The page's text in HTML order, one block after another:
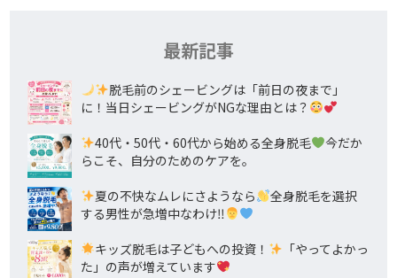
最新記事
脱毛前のシェービングは「前日の夜まで」
に！当日シェービングがNGな理由とは？
40代・50代・60代から始める全身脱毛
今だか
らこそ、自分のためのケアを。
夏の不快なムレにさようなら
全身脱毛を選択
する男性が急増中なわけ‼
キッズ脱毛は子どもへの投資！
「やってよかっ
た」の声が増えています